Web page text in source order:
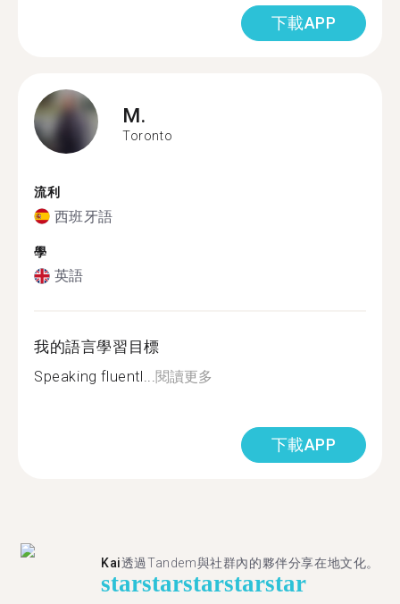
下載APP
M.
Toronto
流利
西班牙語
學
英語
我的語言學習目標
Speaking fluentl...閱讀更多
下載APP
Kai透過Tandem與社群內的夥伴分享在地文化。
starstarstarstarstar